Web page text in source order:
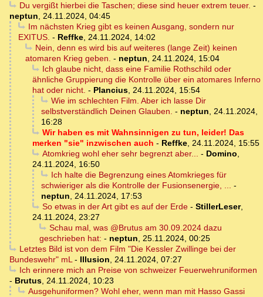
Du vergißt hierbei die Taschen; diese sind heuer extrem teuer. -
neptun, 24.11.2024, 04:45
Im nächsten Krieg gibt es keinen Ausgang, sondern nur
EXITUS. - Reffke, 24.11.2024, 14:02
Nein, denn es wird bis auf weiteres (lange Zeit) keinen
atomaren Krieg geben. - neptun, 24.11.2024, 15:04
Ich glaube nicht, dass eine Familie Rothschild oder
ähnliche Gruppierung die Kontrolle über ein atomares Inferno
hat oder nicht. - Plancius, 24.11.2024, 15:54
Wie im schlechten Film. Aber ich lasse Dir
selbstverständlich Deinen Glauben. - neptun, 24.11.2024,
16:28
Wir haben es mit Wahnsinnigen zu tun, leider! Das
merken "sie" inzwischen auch - Reffke, 24.11.2024, 15:55
Atomkrieg wohl eher sehr begrenzt aber... - Domino,
24.11.2024, 16:50
Ich halte die Begrenzung eines Atomkrieges für
schwieriger als die Kontrolle der Fusionsenergie, ... -
neptun, 24.11.2024, 17:53
So etwas in der Art gibt es auf der Erde- StillerLeser,
24.11.2024, 23:27
Schau mal, was @Brutus am 30.09.2024 dazu
geschrieben hat: - neptun, 25.11.2024, 00:25
Letztes Bild ist von dem Film "Die Kessler Zwillinge bei der
Bundeswehr" mL- Illusion, 24.11.2024, 07:27
Ich erinnere mich an Preise von schweizer Feuerwehruniformen
- Brutus, 24.11.2024, 10:23
Ausgehuniformen? Wohl eher, wenn man mit Hasso Gassi